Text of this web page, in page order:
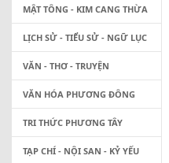
MẬT TÔNG - KIM CANG THỪA
LỊCH SỬ - TIỂU SỬ - NGỮ LỤC
VĂN - THƠ - TRUYỆN
VĂN HÓA PHƯƠNG ĐÔNG
TRI THỨC PHƯƠNG TÂY
TẠP CHÍ - NỘI SAN - KỶ YẾU